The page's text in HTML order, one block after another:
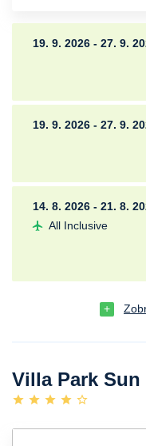
19. 9. 2026 - 27. 9.
19. 9. 2026 - 27. 9.
14. 8. 2026 - 21. 8.
All Inclusive
Villa Park Sun